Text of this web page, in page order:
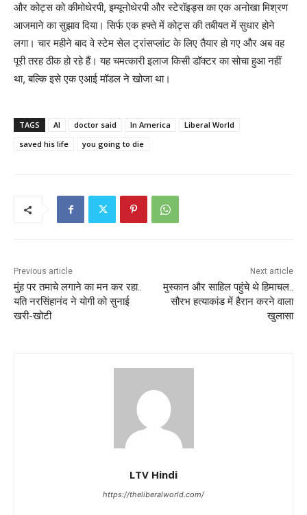
और कोट्स को कीमोथेरपी, इम्यूनोथेरपी और स्टेरॉइड्स का एक अनोखा मिश्रण
आजमाने का सुझाव दिया। सिर्फ एक हफ्ते में कोट्स की तबीयत में सुधार होने
लगा। चार महीने बाद वे स्टेम सेल ट्रांसप्लांट के लिए तैयार हो गए और अब वह
पूरी तरह ठीक हो रहे हैं। यह चमत्कारी इलाज किसी डॉक्टर का सोचा हुआ नहीं
था, बल्कि इसे एक एआई मॉडल ने खोजा था।
TAGS AI doctor said In America
Liberal World
saved his life
you going to die
Previous article
मुंह पर तमाचे लगाने का मन कर रहा..
यति नरसिंहानंद ने योगी को सुनाई
खरी-खोटी
Next article
मुस्कान और साहिल पहुंचे थे हिमाचल..
सौरभ हत्याकांड में हैरान करने वाला
खुलासा
LTV Hindi
https://theliberalworld.com/